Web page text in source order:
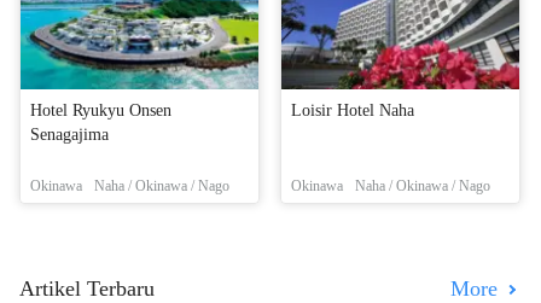
Hotel Ryukyu Onsen
Senagajima
Okinawa Naha / Okinawa / Nago
Loisir Hotel Naha
Okinawa Naha / Okinawa / Nago
Artikel Terbaru More